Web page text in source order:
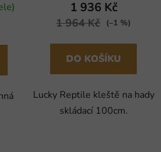
1 936 Kč
1 964 Kč (–1 %)
DO KOŠÍKU
Lucky Reptile kleště na hady
skládací 100cm.